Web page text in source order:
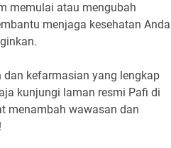
memulai atau mengubah
menjaga kesehatan Anda
kefarmasian yang lengkap
kunjungi laman resmi Pafi di
menambah wawasan dan